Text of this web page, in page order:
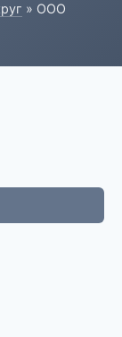
» ООО